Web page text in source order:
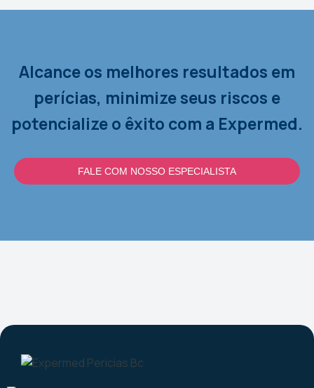
Alcance os melhores resultados em
perícias, minimize seus riscos e
potencialize o êxito com a Expermed.
FALE COM NOSSO ESPECIALISTA